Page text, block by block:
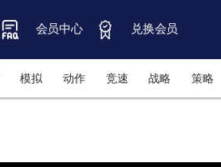
会员中心 兑换会员
模拟 动作 竞速 战略 策略